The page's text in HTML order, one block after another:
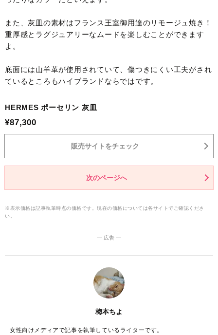
また、灰皿の素材はフランス王室御用達のリモージュ焼き！
重厚感とラグジュアリーなムードを楽しむことができます
よ。
底面には山羊革が使用されていて、傷つきにくい工夫がされ
ているところもハイブランドならではです。
HERMES ポーセリン 灰皿
¥87,300
販売サイトをチェック
次のページへ
※表示価格は記事執筆時点の価格です。現在の価格については各サイトでご確認くださ
い。
― 広告 ―
梅本ちよ
女性向けメディアで記事を執筆しているライターです。